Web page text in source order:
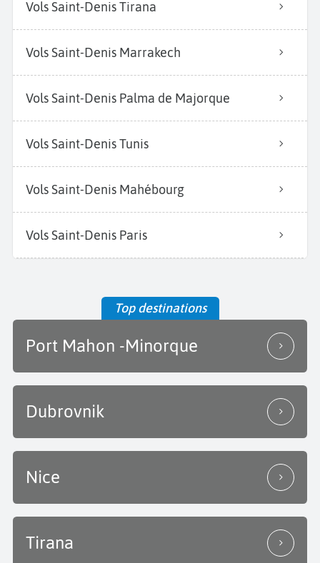
Vols Saint-Denis Tirana
Vols Saint-Denis Marrakech
Vols Saint-Denis Palma de Majorque
Vols Saint-Denis Tunis
Vols Saint-Denis Mahébourg
Vols Saint-Denis Paris
Top destinations
Port Mahon -Minorque
Dubrovnik
Nice
Tirana